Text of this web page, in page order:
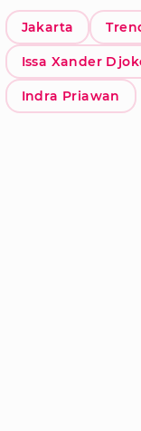
Jakarta
Issa Xander
Indra Priawan